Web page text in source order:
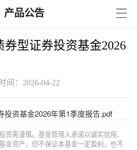
产品公告
券型证券投资基金2026
间：2026-04-22
投资基金2026年第1季度报告.pdf
资需谨慎。基金管理人承诺以诚实信用、
金资产，但不保证本基金一定盈利，也不